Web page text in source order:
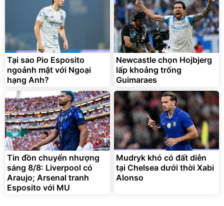
Bạt phủ xe ô tô cao cấp,
tráng nhôm 03 lớp
392.000đ
325.000 đ
Đã bán nhiều
Xe đạp điện trợ lực G-
Force C14 gấp gọn bỏ cốp
tiện lợi
9.900.000đ
7.092.000 đ
Đang xem nhiều
G-FORCE VIETNA
Tại sao Pio Esposito
ngoảnh mặt với Ngoại
hạng Anh?
Newcastle chọn Hojbjerg
lấp khoảng trống
Guimaraes
Tin đồn chuyển nhượng
sáng 8/8: Liverpool có
Araujo; Arsenal tranh
Esposito với MU
Mudryk khó có đất diễn
tại Chelsea dưới thời Xabi
Alonso